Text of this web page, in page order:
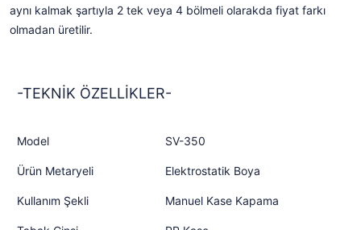
aynı kalmak şartıyla 2 tek veya 4 bölmeli olarakda fiyat farkı
olmadan üretilir.
-TEKNİK ÖZELLİKLER-
Model SV-350
Ürün Metaryeli Elektrostatik Boya
Kullanım Şekli Manuel Kase Kapama